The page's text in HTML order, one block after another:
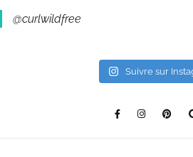
@curlwildfree
Suivre sur